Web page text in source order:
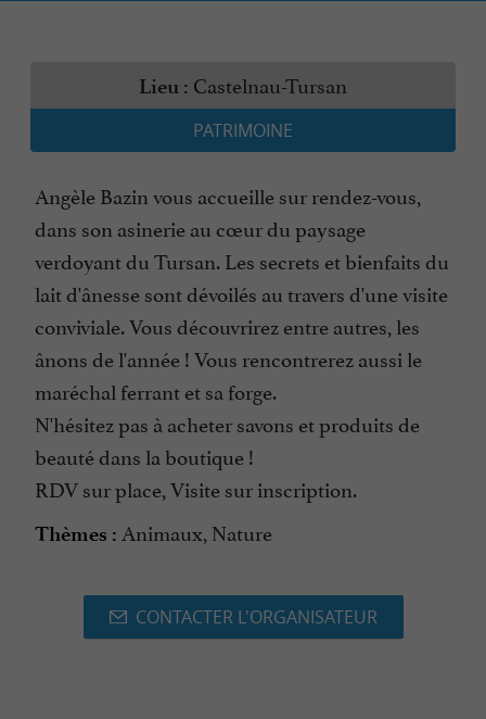
Lieu : Castelnau-Tursan
PATRIMOINE
Angèle Bazin vous accueille sur rendez-vous,
dans son asinerie au cœur du paysage
verdoyant du Tursan. Les secrets et bienfaits du
lait d'ânesse sont dévoilés au travers d'une visite
conviviale. Vous découvrirez entre autres, les
ânons de l'année ! Vous rencontrerez aussi le
maréchal ferrant et sa forge.
N'hésitez pas à acheter savons et produits de
beauté dans la boutique !
RDV sur place, Visite sur inscription.
Thèmes : Animaux, Nature
CONTACTER L'ORGANISATEUR